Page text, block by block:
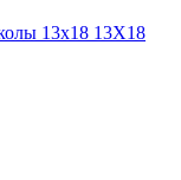
13х18 13Х18